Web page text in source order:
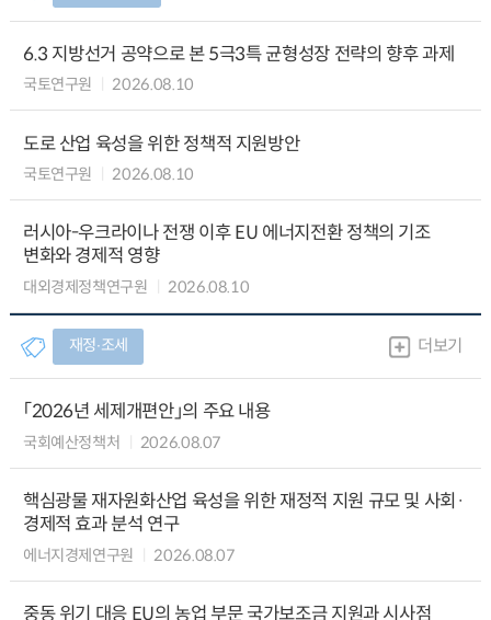
6.3 지방선거 공약으로 본 5극3특 균형성장 전략의 향후 과제
국토연구원 2026.08.10
도로 산업 육성을 위한 정책적 지원방안
국토연구원 2026.08.10
러시아-우크라이나 전쟁 이후 EU 에너지전환 정책의 기조
변화와 경제적 영향
대외경제정책연구원 2026.08.10
재정∙조세 더보기
「2026년 세제개편안」의 주요 내용
국회예산정책처 2026.08.07
핵심광물 재자원화산업 육성을 위한 재정적 지원 규모 및 사회·
경제적 효과 분석 연구
에너지경제연구원 2026.08.07
중동 위기 대응 EU의 농업 부문 국가보조금 지원과 시사점